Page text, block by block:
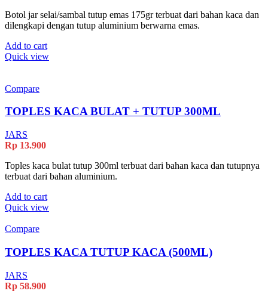
Botol jar selai/sambal tutup emas 175gr terbuat dari bahan kaca dan
dilengkapi dengan tutup aluminium berwarna emas.
Add to cart
Quick view
Compare
TOPLES KACA BULAT + TUTUP 300ML
JARS
Rp 13.900
Toples kaca bulat tutup 300ml terbuat dari bahan kaca dan tutupnya
terbuat dari bahan aluminium.
Add to cart
Quick view
Compare
TOPLES KACA TUTUP KACA (500ML)
JARS
Rp 58.900